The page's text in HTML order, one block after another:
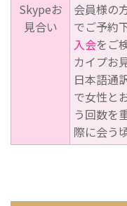
Skypeお
見合い
会員様の
でご予約
入会をご
カイプお
日本語通
で女性と
う回数を
際に会う